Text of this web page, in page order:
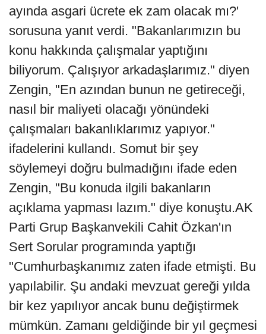
ayında asgari ücrete ek zam olacak mı?'
sorusuna yanıt verdi. "Bakanlarımızın bu
konu hakkında çalışmalar yaptığını
biliyorum. Çalışıyor arkadaşlarımız." diyen
Zengin, "En azından bunun ne getireceği,
nasıl bir maliyeti olacağı yönündeki
çalışmaları bakanlıklarımız yapıyor."
ifadelerini kullandı. Somut bir şey
söylemeyi doğru bulmadığını ifade eden
Zengin, "Bu konuda ilgili bakanların
açıklama yapması lazım." diye konuştu.AK
Parti Grup Başkanvekili Cahit Özkan'ın
Sert Sorular programında yaptığı
"Cumhurbaşkanımız zaten ifade etmişti. Bu
yapılabilir. Şu andaki mevzuat gereği yılda
bir kez yapılıyor ancak bunu değiştirmek
mümkün. Zamanı geldiğinde bir yıl geçmesi